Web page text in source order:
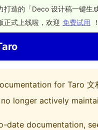
打造的「Deco 设计稿一键生
正式上线啦，欢迎 免费试用 ！
for Taro 文
longer actively
date documentation,